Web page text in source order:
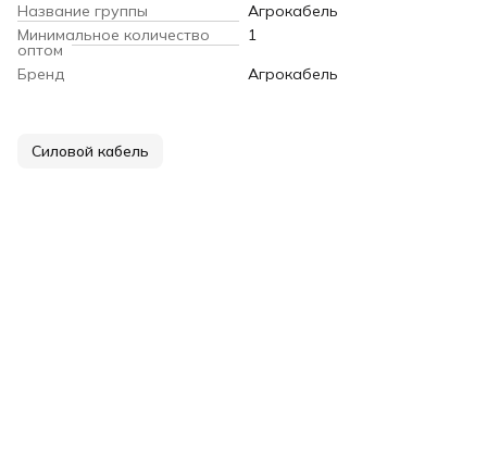
Название группы
Агрокабель
Минимальное количество
оптом
1
Бренд
Агрокабель
Силовой кабель